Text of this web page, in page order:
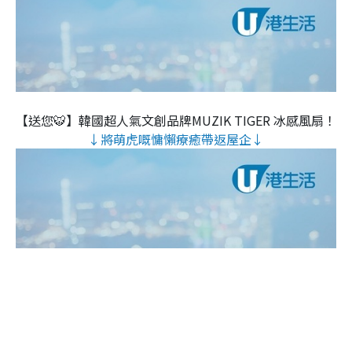
【送您🐯】韓國超人氣文創品牌MUZIK TIGER 冰感風扇！
↓將萌虎嘅慵懶療癒帶返屋企↓